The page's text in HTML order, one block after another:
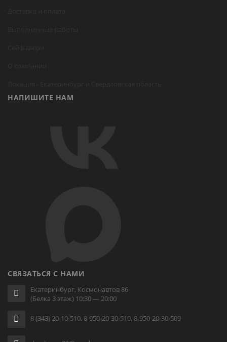
НАПИШИТЕ НАМ
СВЯЗАТЬСЯ С НАМИ
Екатеринбург, Космонавтов 86
(Белка 3 этаж) 10:30 — 20:00
8 (343) 20-10-510, 8-950-20-30-510, 8-950-20-30-509